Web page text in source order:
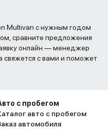
Multivan с нужным годом
сравните предложения
онлайн — менеджер
свяжется с вами и поможет
с пробегом
авто с пробегом
автомобиля